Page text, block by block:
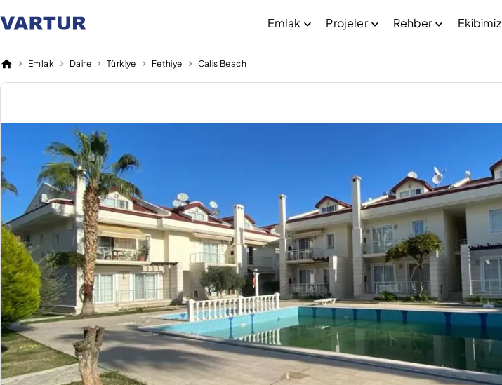
Emlak Projeler Rehber Ekibimiz
Emlak Daire Türkiye Fethiye Calis Beach